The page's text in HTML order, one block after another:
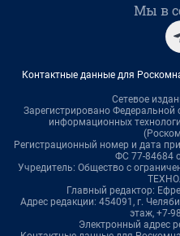
Мы в
Контактные данные для
Сетевое
Зарегистрировано Федеральной
информационных
Регистрационный номер и дата
ФС 77-84684
Учредитель: Общество с
Главный редактор:
Адрес редакции: 454091, г.
этаж, +7-
Электронный адрес